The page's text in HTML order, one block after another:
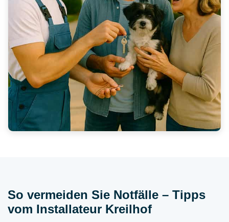
So vermeiden Sie Notfälle – Tipps
vom Installateur Kreilhof